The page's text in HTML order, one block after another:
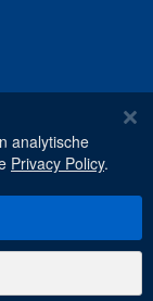
analytische
Privacy Policy.